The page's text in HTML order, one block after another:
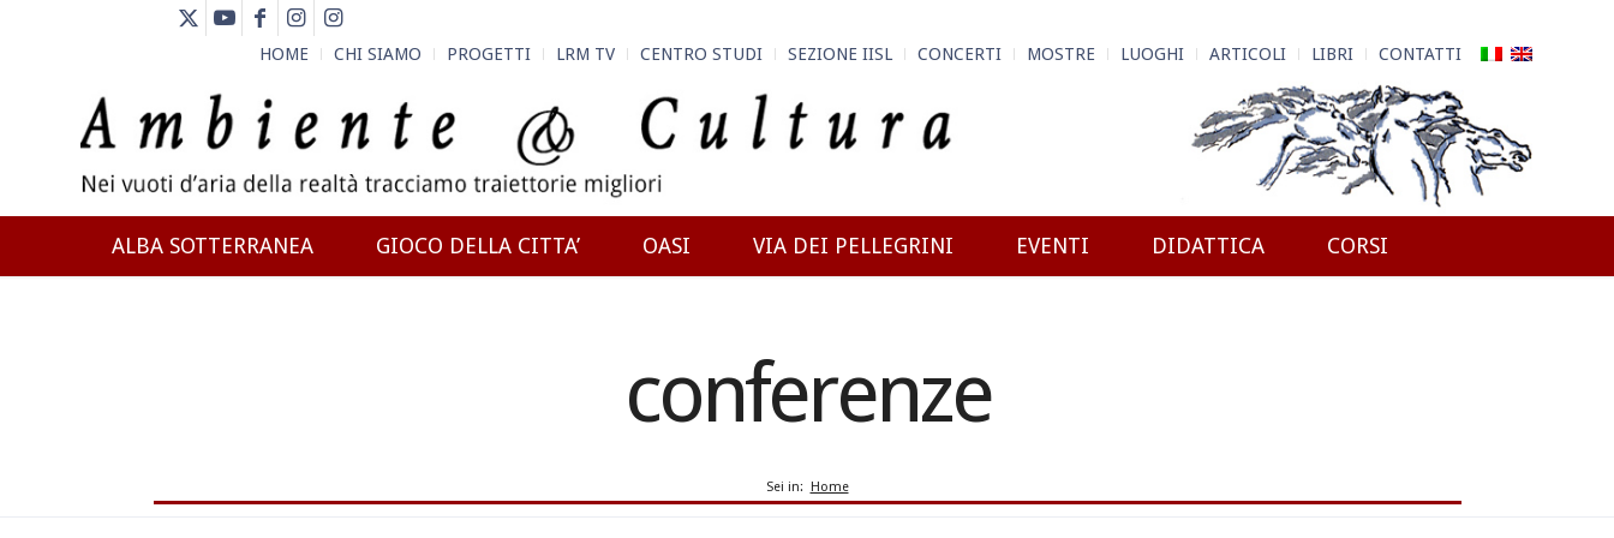
HOME CHI SIAMO PROGETTI LRM TV CENTRO STUDI SEZIONE IISL CONCERTI MOSTRE LUOGHI ARTICOLI LIBRI CONTATTI
ALBA SOTTERRANEA GIOCO DELLA CITTA’ OASI VIA DEI PELLEGRINI EVENTI DIDATTICA CORSI
conferenze
Sei in: Home